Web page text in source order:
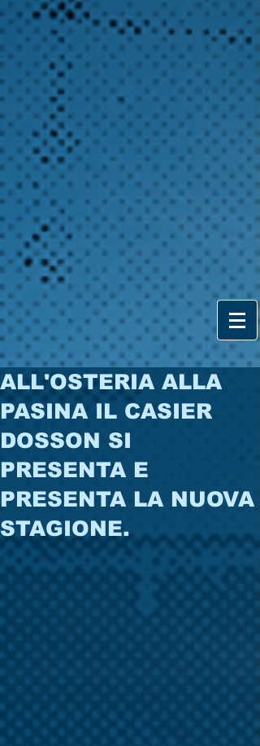
ALL'OSTERIA ALLA
PASINA IL CASIER
DOSSON SI
PRESENTA E
PRESENTA LA NUOVA
STAGIONE.